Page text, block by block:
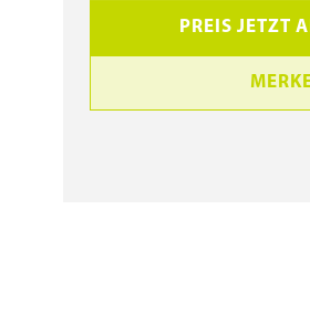
PREIS JETZT